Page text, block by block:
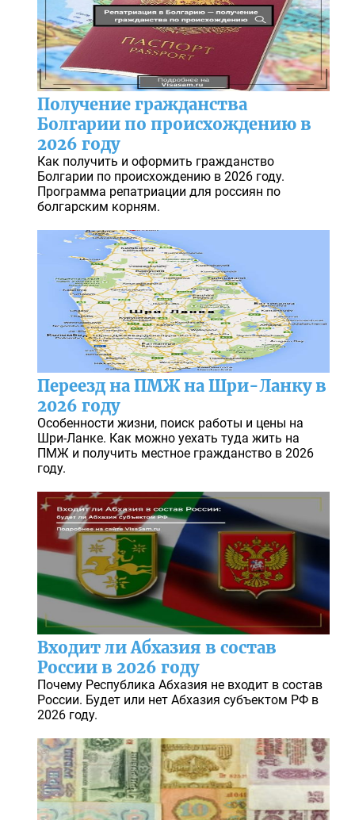
Получение гражданства
Болгарии по происхождению в
2026 году
Как получить и оформить гражданство
Болгарии по происхождению в 2026 году.
Программа репатриации для россиян по
болгарским корням.
Переезд на ПМЖ на Шри-Ланку в
2026 году
Особенности жизни, поиск работы и цены на
Шри-Ланке. Как можно уехать туда жить на
ПМЖ и получить местное гражданство в 2026
году.
Входит ли Абхазия в состав
России в 2026 году
Почему Республика Абхазия не входит в состав
России. Будет или нет Абхазия субъектом РФ в
2026 году.